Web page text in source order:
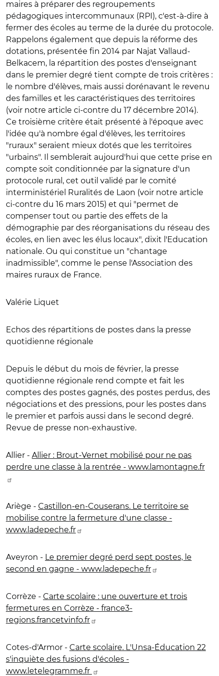
maires à préparer des regroupements
pédagogiques intercommunaux (RPI), c'est-à-dire à
fermer des écoles au terme de la durée du protocole.
Rappelons également que depuis la réforme des
dotations, présentée fin 2014 par Najat Vallaud-
Belkacem, la répartition des postes d'enseignant
dans le premier degré tient compte de trois critères :
le nombre d'élèves, mais aussi dorénavant le revenu
des familles et les caractéristiques des territoires
(voir notre article ci-contre du 17 décembre 2014).
Ce troisième critère était présenté à l'époque avec
l'idée qu'à nombre égal d'élèves, les territoires
"ruraux" seraient mieux dotés que les territoires
"urbains". Il semblerait aujourd'hui que cette prise en
compte soit conditionnée par la signature d'un
protocole rural, cet outil validé par le comité
interministériel Ruralités de Laon (voir notre article
ci-contre du 16 mars 2015) et qui "permet de
compenser tout ou partie des effets de la
démographie par des réorganisations du réseau des
écoles, en lien avec les élus locaux", dixit l'Education
nationale. Ou qui constitue un "chantage
inadmissible", comme le pense l'Association des
maires ruraux de France.
Valérie Liquet
Echos des répartitions de postes dans la presse
quotidienne régionale
Depuis le début du mois de février, la presse
quotidienne régionale rend compte et fait les
comptes des postes gagnés, des postes perdus, des
négociations et des pressions, pour les postes dans
le premier et parfois aussi dans le second degré.
Revue de presse non-exhaustive.
Allier - Allier : Brout-Vernet mobilisé pour ne pas
perdre une classe à la rentrée - www.lamontagne.fr
Ariège - Castillon-en-Couserans. Le territoire se
mobilise contre la fermeture d'une classe -
www.ladepeche.fr
Aveyron - Le premier degré perd sept postes, le
second en gagne - www.ladepeche.fr
Corrèze - Carte scolaire : une ouverture et trois
fermetures en Corrèze - france3-
regions.francetvinfo.fr
Cotes-d'Armor - Carte scolaire. L'Unsa-Éducation 22
s'inquiète des fusions d'écoles -
www.letelegramme.fr